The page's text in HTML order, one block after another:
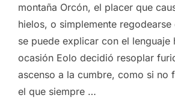
montaña Orcón, el placer que
hielos, o simplemente regodearse
se puede explicar con el lenguaje
ocasión Eolo decidió resoplar
ascenso a la cumbre, como si no
el que siempre …